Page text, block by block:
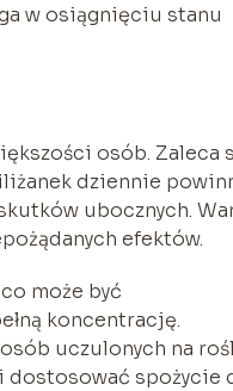
w osiągnięciu stanu
osób. Zaleca
dziennie
ubocznych.
efektów.
może być
koncentrację.
uczulonych na
dostosować spożycie